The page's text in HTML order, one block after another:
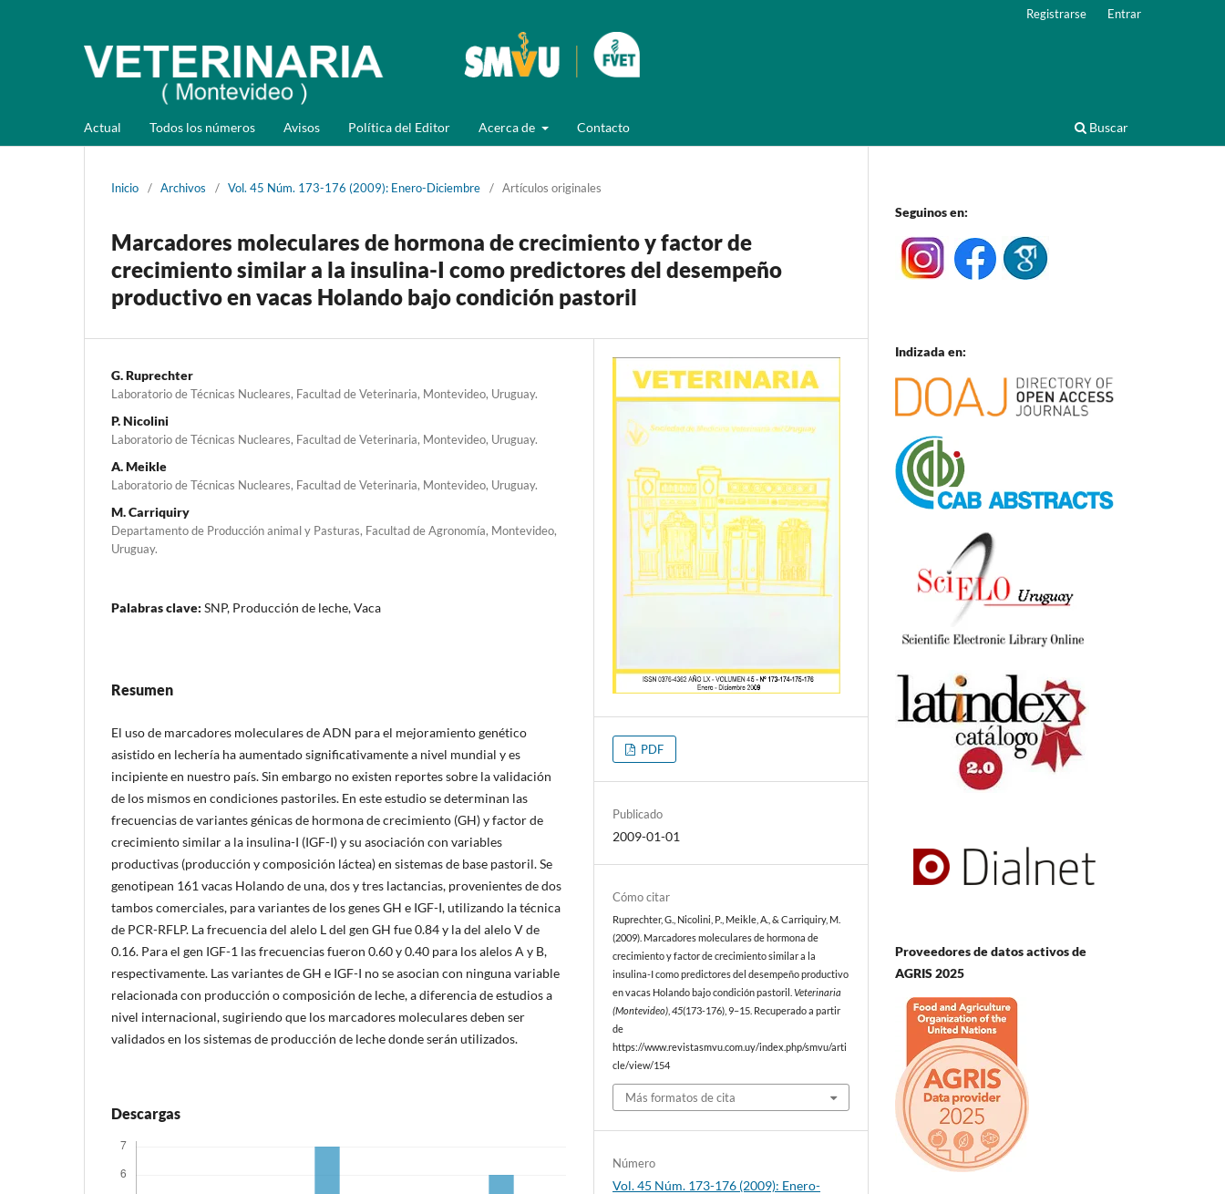
Actual Todos los números Avisos Política del Editor Acerca de Contacto Buscar
Registrarse Entrar
Inicio / Archivos / Vol. 45 Núm. 173-176 (2009): Enero-Diciembre / Artículos originales
Marcadores moleculares de hormona de crecimiento y factor de
crecimiento similar a la insulina-I como predictores del desempeño
productivo en vacas Holando bajo condición pastoril
G. Ruprechter
Laboratorio de Técnicas Nucleares, Facultad de Veterinaria, Montevideo, Uruguay.
P. Nicolini
Laboratorio de Técnicas Nucleares, Facultad de Veterinaria, Montevideo, Uruguay.
A. Meikle
Laboratorio de Técnicas Nucleares, Facultad de Veterinaria, Montevideo, Uruguay.
M. Carriquiry
Departamento de Producción animal y Pasturas, Facultad de Agronomía, Montevideo,
Uruguay.
Palabras clave: SNP, Producción de leche, Vaca
Resumen
El uso de marcadores moleculares de ADN para el mejoramiento genético
asistido en lechería ha aumentado significativamente a nivel mundial y es
incipiente en nuestro país. Sin embargo no existen reportes sobre la validación
de los mismos en condiciones pastoriles. En este estudio se determinan las
frecuencias de variantes génicas de hormona de crecimiento (GH) y factor de
crecimiento similar a la insulina-I (IGF-I) y su asociación con variables
productivas (producción y composición láctea) en sistemas de base pastoril. Se
genotipean 161 vacas Holando de una, dos y tres lactancias, provenientes de dos
tambos comerciales, para variantes de los genes GH e IGF-I, utilizando la técnica
de PCR-RFLP. La frecuencia del alelo L del gen GH fue 0.84 y la del alelo V de
0.16. Para el gen IGF-1 las frecuencias fueron 0.60 y 0.40 para los alelos A y B,
respectivamente. Las variantes de GH e IGF-I no se asocian con ninguna variable
relacionada con producción o composición de leche, a diferencia de estudios a
nivel internacional, sugiriendo que los marcadores moleculares deben ser
validados en los sistemas de producción de leche donde serán utilizados.
Descargas
PDF
Publicado
2009-01-01
Cómo citar
Ruprechter, G., Nicolini, P., Meikle, A., & Carriquiry, M.
(2009). Marcadores moleculares de hormona de
crecimiento y factor de crecimiento similar a la
insulina-I como predictores del desempeño productivo
en vacas Holando bajo condición pastoril.Veterinaria
(Montevideo) ,45(173-176), 9–15. Recuperado a partir
de
https://www.revistasmvu.com.uy/index.php/smvu/arti
cle/view/154
Más formatos de cita
Número
Vol. 45 Núm. 173-176 (2009): Enero-
Seguinos en:
Indizada en:
Proveedores de datos activos de
AGRIS 2025